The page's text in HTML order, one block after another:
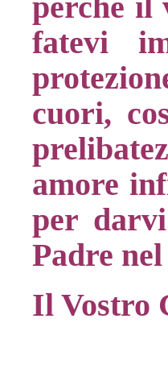
fatevi
cuori,
amore
per
Padre
Il Vostro